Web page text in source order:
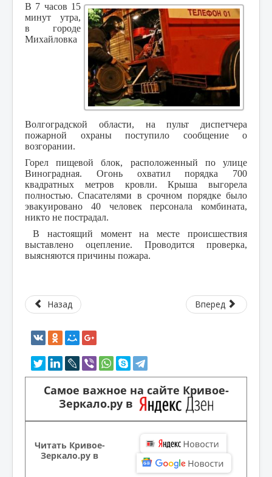
В 7 часов 15
минут утра,
в городе
Михайловка
Волгоградской области, на пульт диспетчера
пожарной охраны поступило сообщение о
возгорании.
Горел пищевой блок, расположенный по улице
Виноградная. Огонь охватил порядка 700
квадратных метров кровли. Крыша выгорела
полностью. Спасателями в срочном порядке было
эвакуировано 40 человек персонала комбината,
никто не пострадал.
В настоящий момент на месте происшествия
выставлено оцепление. Проводится проверка,
выясняются причины пожара.
Назад Вперед
Самое важное на сайте Кривое-
Зеркало.ру в
Читать Кривое-
Зеркало.ру в